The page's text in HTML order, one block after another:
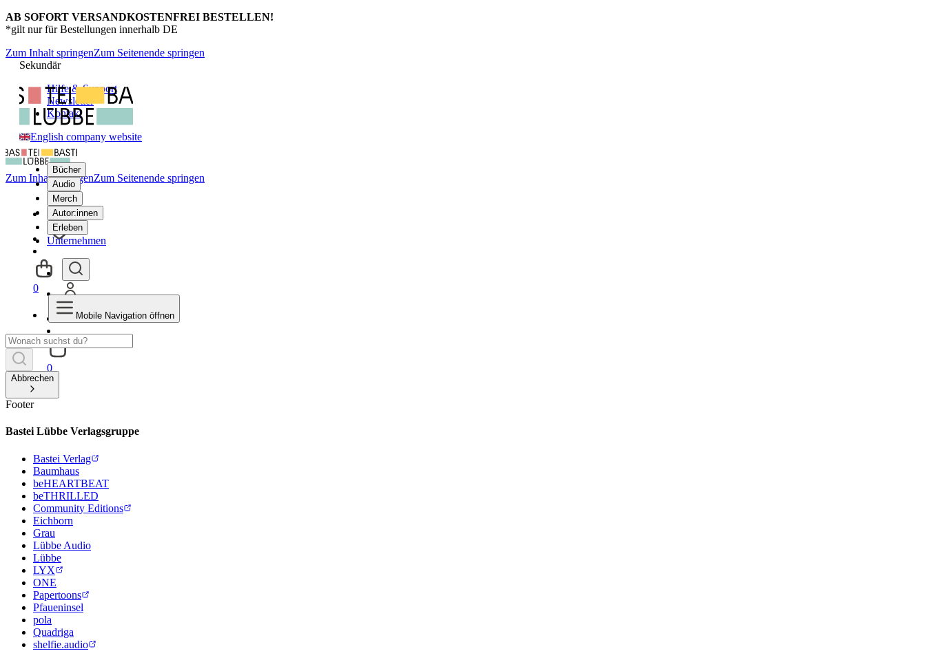
AB SOFORT VERSANDKOSTENFREI BESTELLEN!
*gilt nur für Bestellungen innerhalb DE
Zum Inhalt springenZum Seitenende springen
Sekundär
Hilfe & Support
Newsletter
Kontakt
English company website
Bücher
Audio
Merch
Autor:innen
Erleben
Unternehmen
0
Zum Inhalt springenZum Seitenende springen
0
Mobile Navigation öffnen
Abbrechen
Footer
Bastei Lübbe Verlagsgruppe
Bastei Verlag
Baumhaus
beHEARTBEAT
beTHRILLED
Community Editions
Eichborn
Grau
Lübbe Audio
Lübbe
LYX
ONE
Papertoons
Pfaueninsel
pola
Quadriga
shelfie.audio